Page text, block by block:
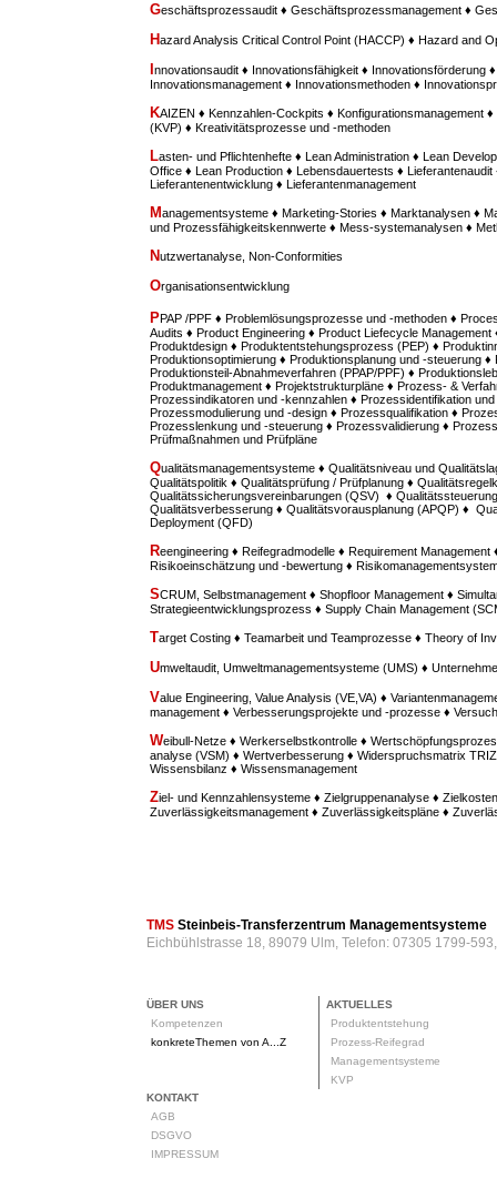
Geschäftsprozessaudit ♦ Geschäftsprozessmanagement ♦
Hazard Analysis Critical Control Point (HACCP) ♦ Hazard and
nnovationsaudit ♦ Innovationsfähigkeit ♦ Innovationsförderung
Innovationsmanagement ♦ Innovationsmethoden ♦
KAIZEN ♦ Kennzahlen-Cockpits ♦ Konfigurationsmanagement
(KVP) ♦ Kreativitätsprozesse und -methoden
Lasten- und Pflichtenhefte ♦ Lean Administration ♦ Lean
Office ♦ Lean Production ♦ Lebensdauertests ♦ Lieferantenaudit
Lieferantenentwicklung ♦ Lieferantenmanagement
Managementsysteme ♦ Marketing-Stories ♦ Marktanalysen ♦
und Prozessfähigkeitskennwerte ♦ Mess-systemanalysen ♦
Nutzwertanalyse, Non-Conformities
Organisationsentwicklung
PPAP /PPF ♦ Problemlösungsprozesse und -methoden ♦
Audits ♦ Product Engineering ♦ Product Liefecycle
Produktdesign ♦ Produktentstehungsprozess (PEP) ♦
Produktionsoptimierung ♦ Produktionsplanung und -steuerung
Produktionsteil-Abnahmeverfahren (PPAP/PPF) ♦
Produktmanagement ♦ Projektstrukturpläne ♦ Prozess- &
Prozessindikatoren und -kennzahlen ♦ Prozessidentifikation
Prozessmodulierung und -design ♦ Prozessqualifikation ♦
Prozesslenkung und -steuerung ♦ Prozessvalidierung ♦
Prüfmaßnahmen und Prüfpläne
Qualitätsmanagementsysteme ♦ Qualitätsniveau und
Qualitätspolitik ♦ Qualitätsprüfung / Prüfplanung ♦
Qualitätssicherungsvereinbarungen (QSV) ♦
Qualitätsverbesserung ♦ Qualitätsvorausplanung (APQP) ♦
Deployment (QFD)
Reengineering ♦ Reifegradmodelle ♦ Requirement
Risikoeinschätzung und -bewertung ♦
SCRUM, Selbstmanagement ♦ Shopfloor Management ♦
Strategieentwicklungsprozess ♦ Supply Chain Management
Target Costing ♦ Teamarbeit und Teamprozesse ♦ Theory of
Umweltaudit, Umweltmanagementsysteme (UMS) ♦
Value Engineering, Value Analysis (VE,VA) ♦
management ♦ Verbesserungsprojekte und -prozesse ♦
Weibull-Netze ♦ Werkerselbstkontrolle ♦
analyse (VSM) ♦ Wertverbesserung ♦ Widerspruchsmatrix
Wissensbilanz ♦ Wissensmanagement
Ziel- und Kennzahlensysteme ♦ Zielgruppenanalyse ♦
Zuverlässigkeitsmanagement ♦ Zuverlässigkeitspläne ♦
TMS Steinbeis-Transferzentrum Managementsysteme
Eichbühlstrasse 18, 89079 Ulm, Telefon: 07305 1799-
ÜBER UNS
Kompetenzen
konkreteThemen von A...Z
AKTUELLES
Produktentstehung
Prozess-Reifegrad
Managementsysteme
KVP
KONTAKT
AGB
DSGVO
IMPRESSUM